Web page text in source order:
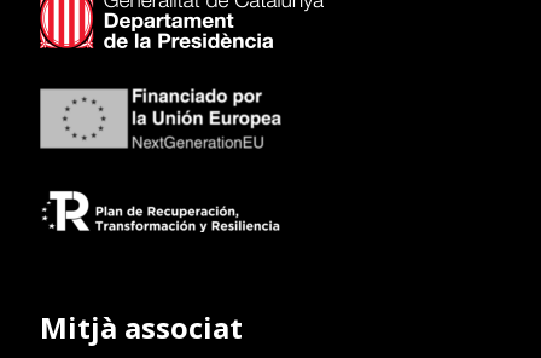
Mitjà associat